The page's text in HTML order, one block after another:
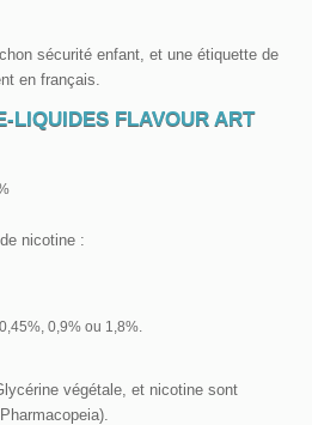
sécurité enfant, et une étiquette de
en français.
LIQUIDES FLAVOUR ART
nicotine :
0,9% ou 1,8%.
végétale, et nicotine sont